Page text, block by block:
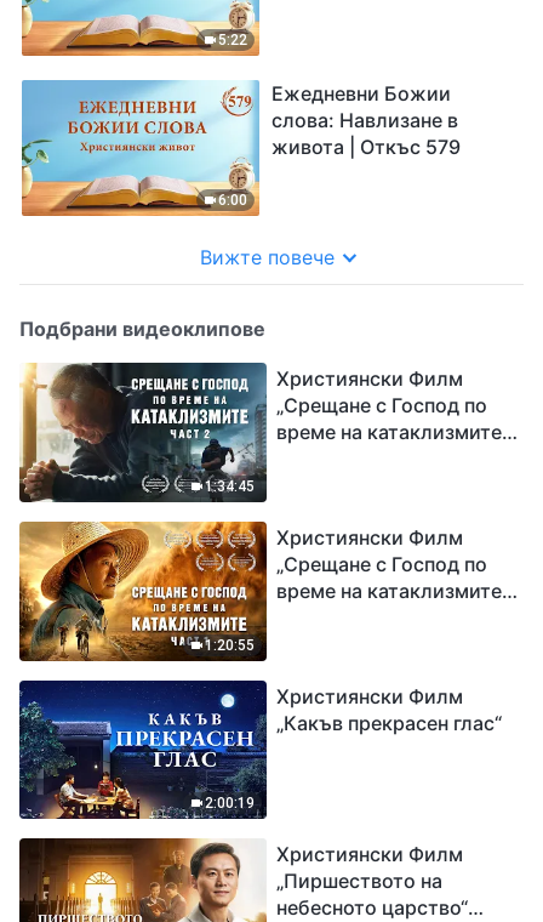
5:22
6:00
Ежедневни Божии
слова: Навлизане в
живота | Откъс 579
Вижте повече
Подбрани видеоклипове
1:34:45
Християнски Филм
„Срещане с Господ по
време на катаклизмите“
1:20:55
Християнски Филм
„Срещане с Господ по
време на катаклизмите“
2:00:19
Християнски Филм
„Какъв прекрасен глас“
Християнски Филм
„Пиршеството на
небесното царство“